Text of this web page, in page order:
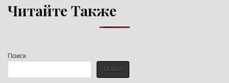
Поиск
Поиск
Читайте Также